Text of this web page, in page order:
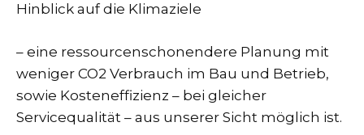
Hinblick auf die Klimaziele
– eine ressourcenschonendere Planung mit
weniger CO2 Verbrauch im Bau und Betrieb,
sowie Kosteneffizienz – bei gleicher
Servicequalität – aus unserer Sicht möglich ist.